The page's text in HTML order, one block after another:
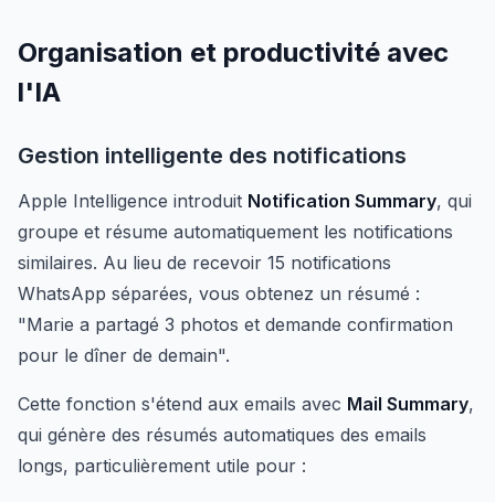
Organisation et productivité avec
l'IA
Gestion intelligente des notifications
Apple Intelligence introduit Notification Summary, qui
groupe et résume automatiquement les notifications
similaires. Au lieu de recevoir 15 notifications
WhatsApp séparées, vous obtenez un résumé :
"Marie a partagé 3 photos et demande confirmation
pour le dîner de demain".
Cette fonction s'étend aux emails avec Mail Summary,
qui génère des résumés automatiques des emails
longs, particulièrement utile pour :